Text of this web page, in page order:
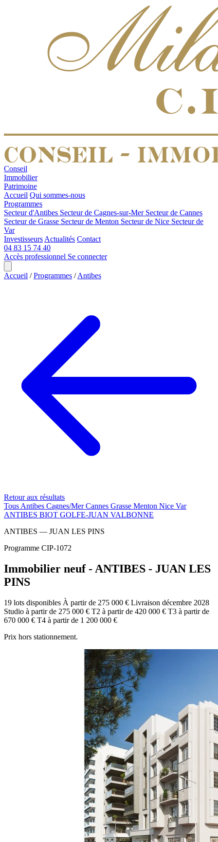
Conseil
Immobilier
Patrimoine
Accueil Qui sommes-nous
Programmes
Secteur d'Antibes Secteur de Cagnes-sur-Mer Secteur de Cannes
Secteur de Grasse Secteur de Menton Secteur de Nice Secteur de
Var
Investisseurs Actualités Contact
04 83 15 74 40
Accès professionnel Se connecter
Accueil / Programmes / Antibes
Retour aux résultats
Tous Antibes Cagnes/MerCannes Grasse Menton Nice Var
ANTIBES BIOT GOLFE-JUAN VALBONNE
ANTIBES — JUAN LES PINS
Programme CIP-1072
Immobilier neuf - ANTIBES - JUAN LES
PINS
19 lots disponibles À partir de 275 000 € Livraison décembre 2028
Studio à partir de 275 000 € T2 à partir de 420 000 € T3 à partir de
670 000 € T4 à partir de 1 200 000 €
Prix hors stationnement.